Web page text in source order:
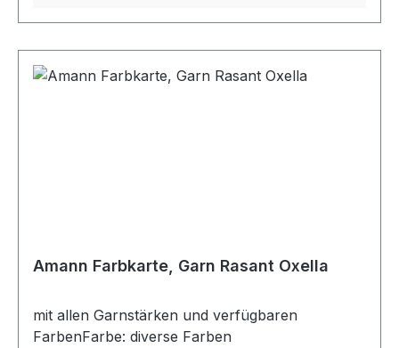
Amann Farbkarte, Garn Rasant Oxella
mit allen Garnstärken und verfügbaren
FarbenFarbe: diverse Farben